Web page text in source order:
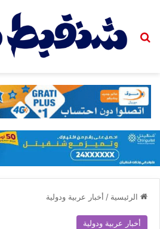
بحث عن
الرئيسية / أخبار عربية ودولية
أخبار عربية ودولية